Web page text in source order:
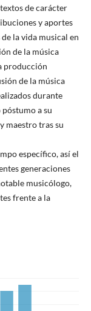
de carácter
y aportes
la vida musical en
de la música
producción
de la música
durante
a su
maestro tras su
específico, así el
generaciones
musicólogo,
frente a la